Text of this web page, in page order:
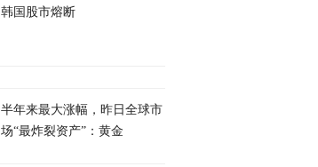
韩国股市熔断
半年来最大涨幅，昨日全球市
场“最炸裂资产”：黄金